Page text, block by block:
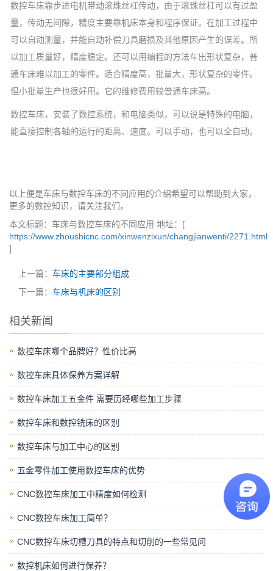
数控车床靠步进电机带动滚珠丝杠传动，由于滚珠丝杠可以有过盈
量，传动无间隙，精度主要靠机床本身和程序保证。在加工过程中
可以自动测量，并能自动补偿刀具磨损及其他原因产生的误差。所
以加工质量好，精度稳定。还可以用编程的方法车出形状复杂，普
通车床难以加工的零件。适合精度高，批量大，形状复杂的零件。
但小批量生产也很好用。它的维修费用较普通车床高。
数控车床，安装了数控系统，和电脑类似，可以说是特殊的电脑，
能直接控制各轴的运行的距离、速度。可以手动，也可以全自动。
以上便是车床与数控车床的不同应用的介绍希望可以帮助到大家，
更多的数控知识，请关注我们。
本文标题：车床与数控车床的不同应用 地址：[
https://www.zhoushicnc.com/xinwenzixun/changjianwenti/2271.html
]
上一篇： 车床的主要部分组成
下一篇： 车床与机床的区别
相关新闻
数控车床哪个品牌好？性价比高
数控车床具体保养方案详解
数控车床加工五金件 需要历经哪些加工步骤
数控车床和数控铣床的区别
数控车床与加工中心的区别
五金零件加工使用数控车床的优势
CNC数控车床加工中精度如何检测
CNC数控车床加工简单？
CNC数控车床切槽刀具的特点和切削的一些常见问
数控机床如何进行保养？